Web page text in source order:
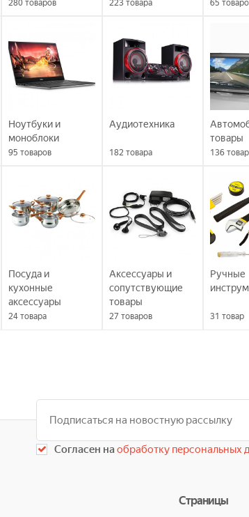
280 товаров 223 товара 65
Ноутбуки и
моноблоки
95 товаров
Аудиотехника
182 товара
товары
136
Посуда и
кухонные
аксессуары
24товара
Аксессуары и
сопутствующие
товары
27 товаров
Ручные
31 товар
Согласен наобработку персональных
Страницы